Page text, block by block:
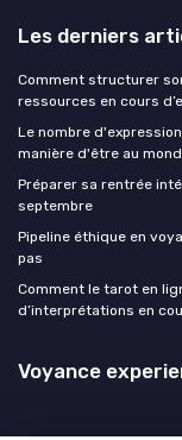
Les derniers
Comment structurer
ressources en cours
Le nombre
manière d'être au
Préparer sa rentrée
septembre
Pipeline éthique en
pas
Comment le tarot en
d’interprétations en
Voyance